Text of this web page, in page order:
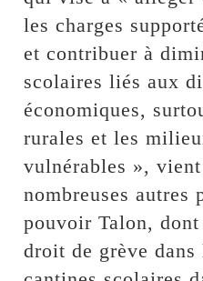
les charges
et contribuer à
scolaires liés aux
économiques,
rurales et les
vulnérables », vient
nombreuses autres
pouvoir Talon, dont
droit de grève dans